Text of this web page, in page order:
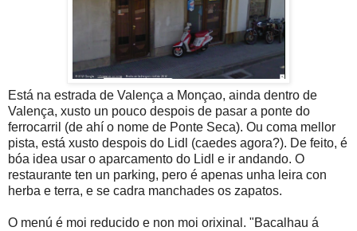
Está na estrada de Valença a Monçao, ainda dentro de
Valença, xusto un pouco despois de pasar a ponte do
ferrocarril (de ahí o nome de Ponte Seca). Ou coma mellor
pista, está xusto despois do Lidl (caedes agora?). De feito, é
bóa idea usar o aparcamento do Lidl e ir andando. O
restaurante ten un parking, pero é apenas unha leira con
herba e terra, e se cadra manchades os zapatos.
O menú é moi reducido e non moi orixinal. "Bacalhau á